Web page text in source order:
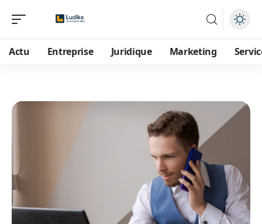
Actu Entreprise Juridique Marketing